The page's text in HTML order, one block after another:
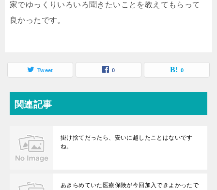
家でゆっくりいろいろ聞きたいことを教えてもらって
良かったです。
Tweet 0 0
関連記事
掛け捨てだったら、安いに越したことはないです
ね。
あきらめていた医療保険が今回加入できよかったで